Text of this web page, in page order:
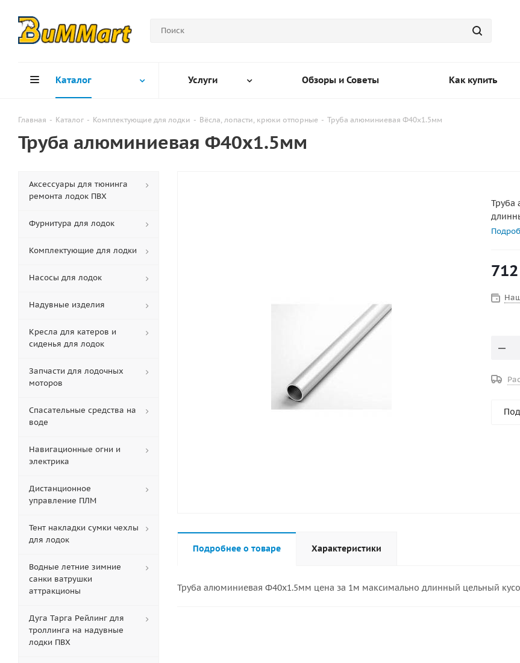
Каталог Услуги Обзоры и Советы Как купить
Главная - Каталог - Комплектующие для лодки - Вёсла, лопасти, крюки отпорные - Труба алюминиевая Ф40х1.5мм
Труба алюминиевая Ф40х1.5мм
Труба
712
Подробнее о товаре Характеристики
Труба алюминиевая Ф40х1.5мм цена за 1м максимально длинный цельный
Аксессуары для тюнинга
ремонта лодок ПВХ
Фурнитура для лодок
Комплектующие для лодки
Насосы для лодок
Надувные изделия
Кресла для катеров и
сиденья для лодок
Запчасти для лодочных
моторов
Спасательные средства на
воде
Навигационные огни и
электрика
Дистанционное
управление ПЛМ
Тент накладки сумки чехлы
для лодок
Водные летние зимние
санки ватрушки
аттракционы
Дуга Тарга Рейлинг для
троллинга на надувные
лодки ПВХ